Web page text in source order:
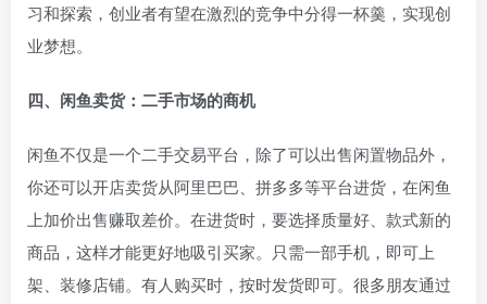
习和探索，创业者有望在激烈的竞争中分得一杯羹，实现创
业梦想。
四、闲鱼卖货：二手市场的商机
闲鱼不仅是一个二手交易平台，除了可以出售闲置物品外，
你还可以开店卖货从阿里巴巴、拼多多等平台进货，在闲鱼
上加价出售赚取差价。在进货时，要选择质量好、款式新的
商品，这样才能更好地吸引买家。只需一部手机，即可上
架、装修店铺。有人购买时，按时发货即可。很多朋友通过